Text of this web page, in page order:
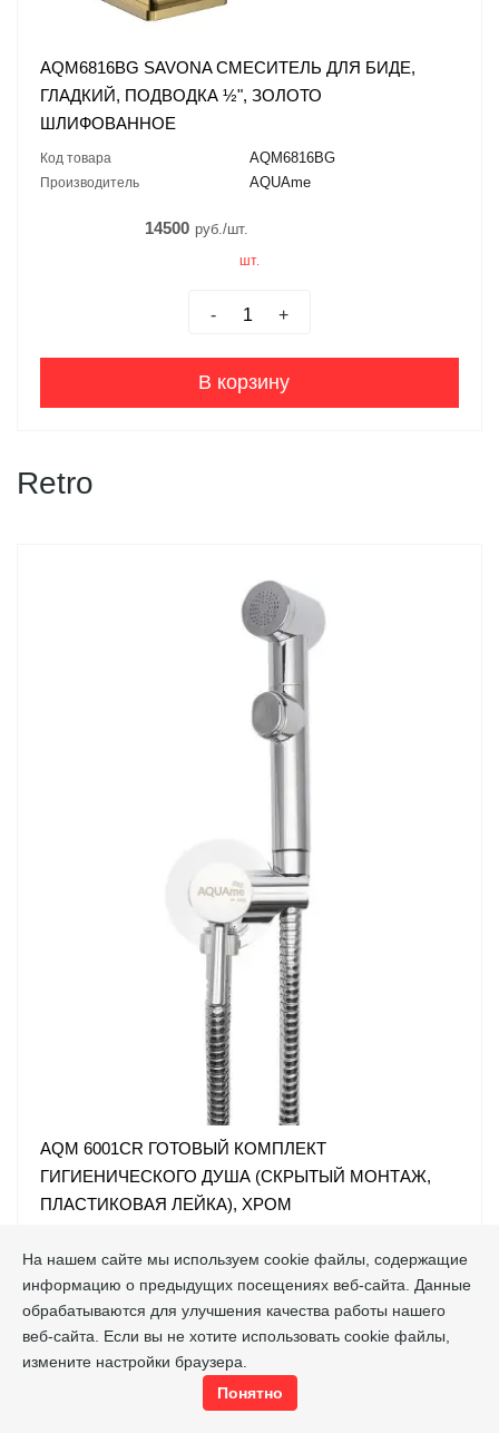
AQM6816BG SAVONA СМЕСИТЕЛЬ ДЛЯ БИДЕ,
ГЛАДКИЙ, ПОДВОДКА ½", ЗОЛОТО
ШЛИФОВАННОЕ
Код товара AQM6816BG
Производитель AQUAme
14500 руб./шт.
шт.
- +
В корзину
Retro
AQM 6001CR ГОТОВЫЙ КОМПЛЕКТ
ГИГИЕНИЧЕСКОГО ДУША (СКРЫТЫЙ МОНТАЖ,
ПЛАСТИКОВАЯ ЛЕЙКА), ХРОМ
Производитель AQUAme
16000 руб./шт.
шт.
+
На нашем сайте мы используем cookie файлы, содержащие
информацию о предыдущих посещениях веб-сайта. Данные
обрабатываются для улучшения качества работы нашего
веб-сайта. Если вы не хотите использовать cookie файлы,
измените настройки браузера.
Понятно